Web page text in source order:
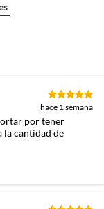
hace 1 semana
por tener
la cantidad de